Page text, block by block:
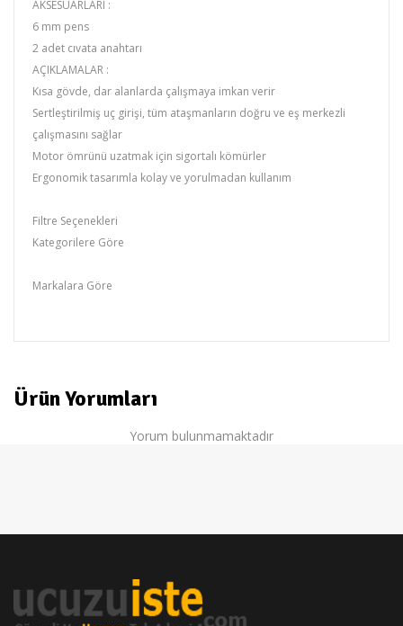
AKSESUARLARI :
6 mm pens
2 adet cıvata anahtarı
AÇIKLAMALAR :
Kısa gövde, dar alanlarda çalışmaya imkan verir
Sertleştirilmiş uç girişi, tüm ataşmanların doğru ve eş merkezli
çalışmasını sağlar
Motor ömrünü uzatmak için sigortalı kömürler
Ergonomik tasarımla kolay ve yorulmadan kullanım
Filtre Seçenekleri
Kategorilere Göre
Markalara Göre
Ürün Yorumları
Yorum bulunmamaktadır